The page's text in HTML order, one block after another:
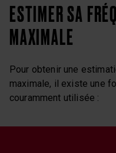
ESTIMER SA
MAXIMALE
Pour obtenir une
maximale, il existe une
couramment utilisée :